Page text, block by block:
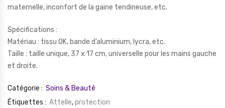
maternelle, inconfort de la gaine tendineuse, etc.
Spécifications :
Matériau : tissu OK, bande d’aluminium, lycra, etc.
Taille : taille unique, 37 x 17 cm, universelle pour les mains gauche
et droite.
Catégorie : Soins & Beauté
Étiquettes : Attelle,protection